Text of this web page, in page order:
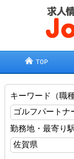
TOP
キーワード（職
勤務地・最寄り